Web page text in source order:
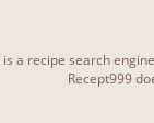
is a recipe search
Recept999